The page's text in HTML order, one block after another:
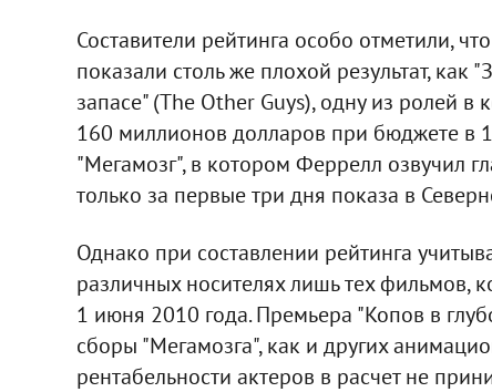
Составители рейтинга особо отметили,
показали столь же плохой результат,
запасе" (The Other Guys), одну из ролей в
160 миллионов долларов при бюджете
"Мегамозг", в котором Феррелл озвучил
только за первые три дня показа в
Однако при составлении рейтинга
различных носителях лишь тех фильмов,
1 июня 2010 года. Премьера "Копов в
сборы "Мегамозга", как и других
рентабельности актеров в расчет не